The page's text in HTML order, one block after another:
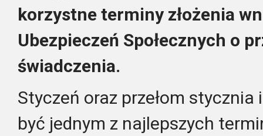
korzystne terminy złożenia
Ubezpieczeń Społecznych o
świadczenia.
Styczeń oraz przełom stycznia
być jednym z najlepszych